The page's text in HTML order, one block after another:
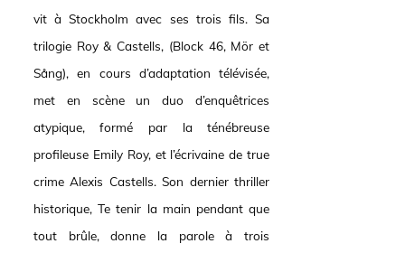
vit à Stockholm avec ses trois fils. Sa
trilogie Roy & Castells, (Block 46, Mör et
Sång), en cours d’adaptation télévisée,
met en scène un duo d’enquêtrices
atypique, formé par la ténébreuse
profileuse Emily Roy, et l’écrivaine de true
crime Alexis Castells. Son dernier thriller
historique, Te tenir la main pendant que
tout brûle, donne la parole à trois